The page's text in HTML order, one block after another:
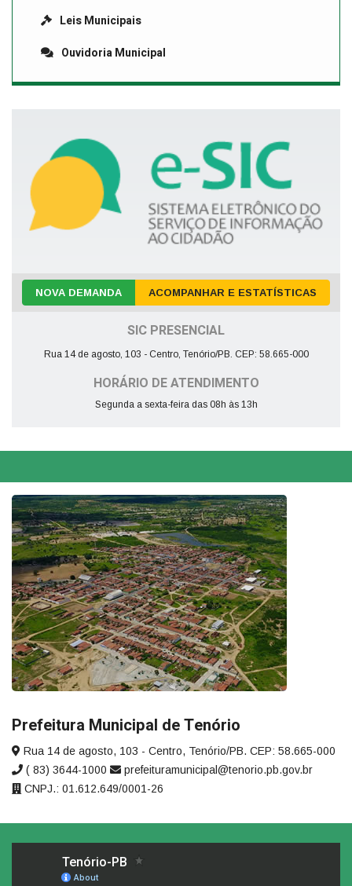
Leis Municipais
Ouvidoria Municipal
NOVA DEMANDA ACOMPANHAR E ESTATÍSTICAS
SIC PRESENCIAL
Rua 14 de agosto, 103 - Centro, Tenório/PB. CEP: 58.665-000
HORÁRIO DE ATENDIMENTO
Segunda a sexta-feira das 08h às 13h
Prefeitura Municipal de Tenório
Rua 14 de agosto, 103 - Centro, Tenório/PB. CEP: 58.665-000
( 83) 3644-1000
prefeituramunicipal@tenorio.pb.gov.br
CNPJ.: 01.612.649/0001-26